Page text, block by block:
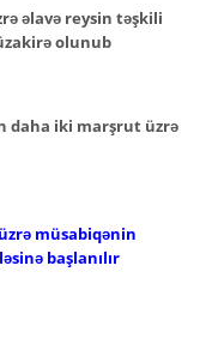
əlavə reysin təşkili
olunub
daha iki marşrut üzrə
müsabiqənin
başlanılır